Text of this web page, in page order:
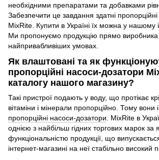
необхідними препаратами та добавками
Забезпечити це завдання здатні
MixRite. Купити в Україні їх можна у нашому
Ми пропонуємо продукцію прямо виробника
найпривабливіших умовах.
Як влаштовані та як
пропорційні насоси-дозатори
каталогу нашого магазину?
Такі пристрої подають у воду, що протікає
вітаміни і мінерали пропорційно. Тому вони
пропорційні насоси-дозатори. MixRite в
однією з найбільш гідних торгових марок за
функціональністю продукції, що
інтернет-магазині на неї стабільно високий